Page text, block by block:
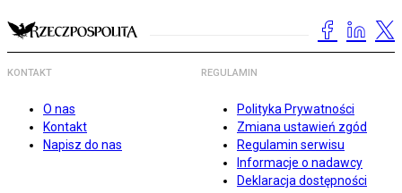
KONTAKT
O nas
Kontakt
Napisz do nas
REGULAMIN
Polityka Prywatności
Zmiana ustawień zgód
Regulamin serwisu
Informacje o nadawcy
Deklaracja dostępności